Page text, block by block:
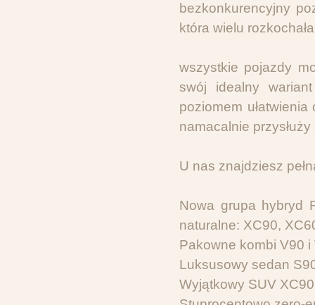
bezkonkurencyjny
która wielu
wszystkie pojazdy
swój idealny
poziomem
namacalnie
U nas znajdziesz
Nowa grupa hybryd
naturalne: XC90,
Pakowne kombi V90 i
Luksusowy sedan
Wyjątkowy SUV